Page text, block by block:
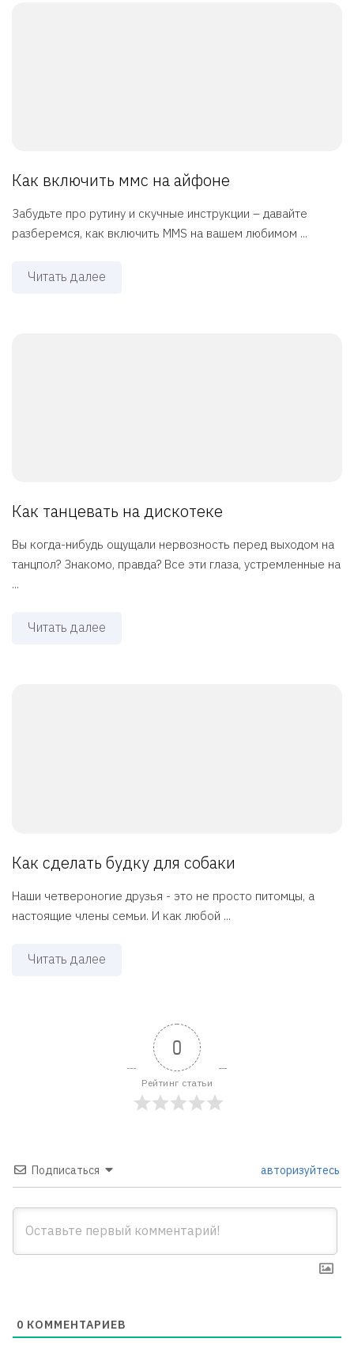
Как включить ммс на айфоне
Забудьте про рутину и скучные инструкции – давайте
разберемся, как включить MMS на вашем любимом ...
Читать далее
Как танцевать на дискотеке
Вы когда-нибудь ощущали нервозность перед выходом на
танцпол? Знакомо, правда? Все эти глаза, устремленные на
...
Читать далее
Как сделать будку для собаки
Наши четвероногие друзья - это не просто питомцы, а
настоящие члены семьи. И как любой ...
Читать далее
0
Рейтинг статьи
Подписаться авторизуйтесь
0 КОММЕНТАРИЕВ